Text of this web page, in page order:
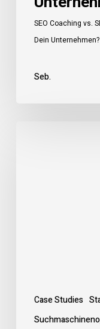
SEO Coaching vs.
Dein
Seb.
Case Studies
Kompetenz
entwickeln